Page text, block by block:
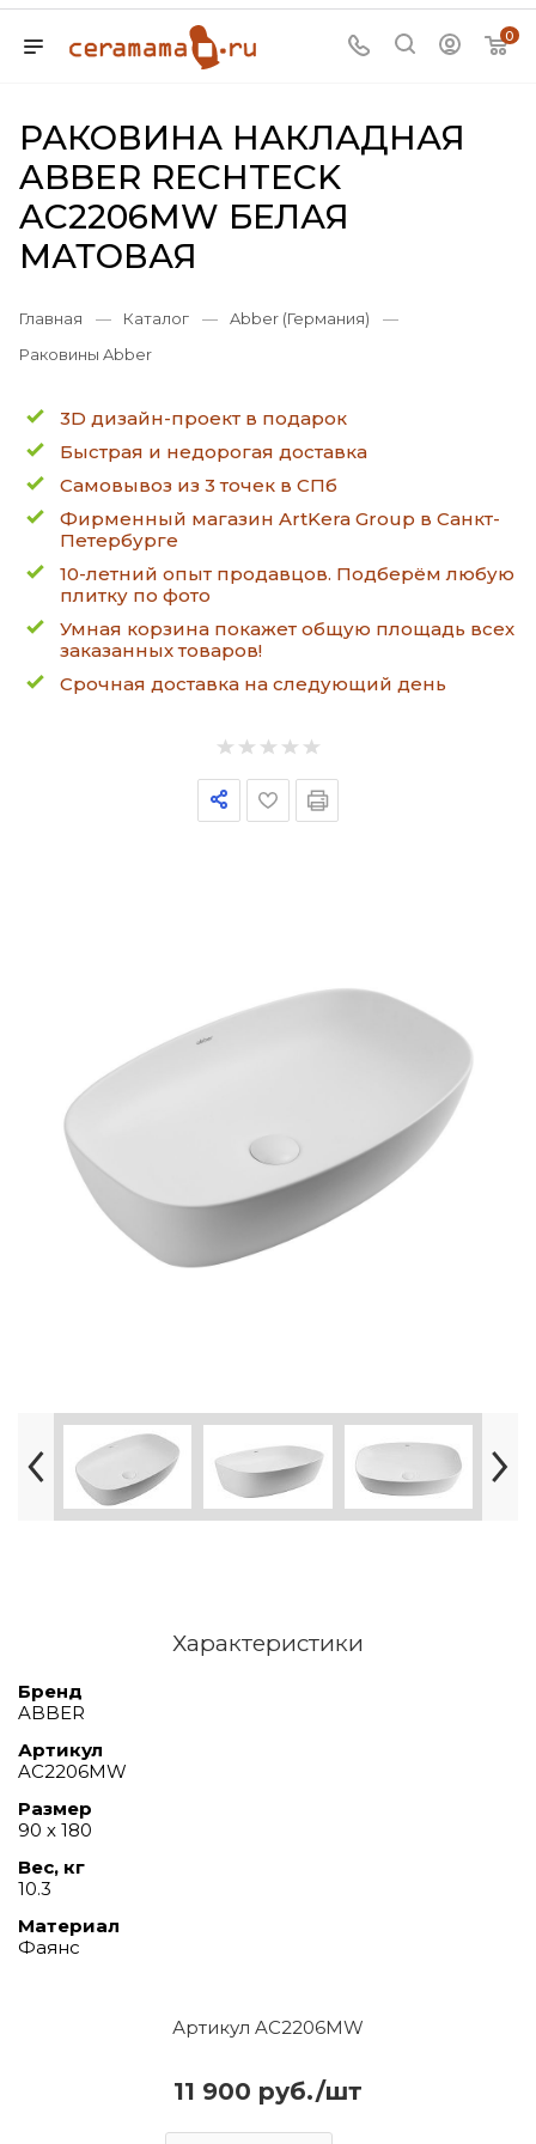
0
РАКОВИНА НАКЛАДНАЯ
ABBER RECHTECK
AC2206MW БЕЛАЯ
МАТОВАЯ
Главная — Каталог — Abber (Германия)
—
Раковины Abber
3D дизайн-проект в подарок
Быстрая и недорогая доставка
Самовывоз из 3 точек в СПб
Фирменный магазин ArtKera Group в Санкт-
Петербурге
10-летний опыт продавцов. Подберём любую
плитку по фото
Умная корзина покажет общую площадь всех
заказанных товаров!
Срочная доставка на следующий день
Артикул AC2206MW
11 900 руб./шт
Характеристики
Бренд
ABBER
Артикул
AC2206MW
Размер
90 х 180
Вес, кг
10.3
Материал
Фаянс